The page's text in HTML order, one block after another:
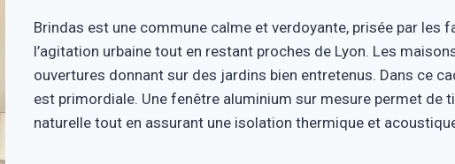
Brindas est une commune calme et verdoyante, prisée par les
l’agitation urbaine tout en restant proches de Lyon. Les
ouvertures donnant sur des jardins bien entretenus. Dans ce
est primordiale. Une fenêtre aluminium sur mesure permet de
naturelle tout en assurant une isolation thermique et